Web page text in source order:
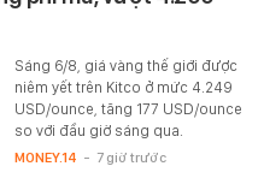
Sáng 6/8, giá vàng thế giới được
niêm yết trên Kitco ở mức 4.249
USD/ounce, tăng 177 USD/ounce
so với đầu giờ sáng qua.
MONEY.14 - 7 giờ trước